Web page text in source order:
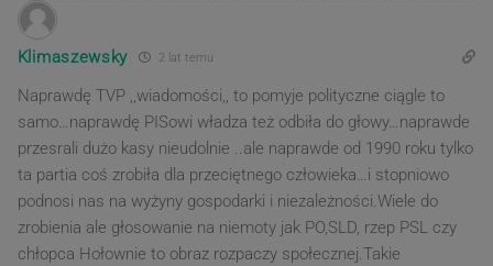
Klimaszewsky 2 lat temu
Naprawdę TVP ,,wiadomości,, to pomyje polityczne ciągle to
samo…naprawdę PISowi władza też odbiła do głowy…naprawde
przesrali dużo kasy nieudolnie ..ale naprawde od 1990 roku tylko
ta partia coś zrobiła dla przeciętnego człowieka…i stopniowo
podnosi nas na wyżyny gospodarki i niezależności.Wiele do
zrobienia ale głosowanie na niemoty jak PO,SLD, rzep PSL czy
chłopca Hołownie to obraz rozpaczy społecznej.Takie